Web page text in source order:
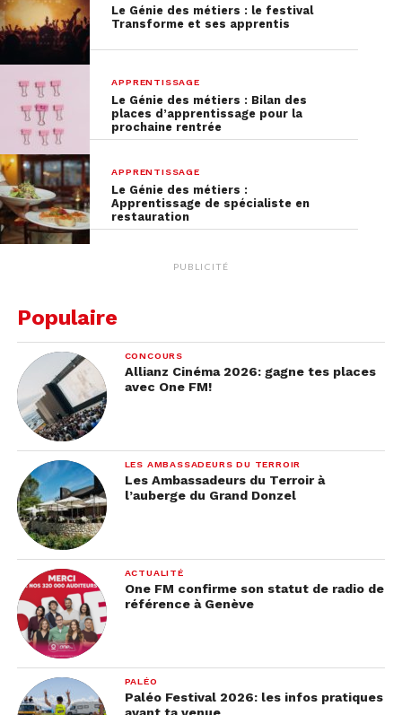
Le Génie des métiers : le festival
Transforme et ses apprentis
APPRENTISSAGE
Le Génie des métiers : Bilan des
places d’apprentissage pour la
prochaine rentrée
APPRENTISSAGE
Le Génie des métiers :
Apprentissage de spécialiste en
restauration
PUBLICITÉ
Populaire
CONCOURS
Allianz Cinéma 2026: gagne tes places
avec One FM!
LES AMBASSADEURS DU TERROIR
Les Ambassadeurs du Terroir à
l’auberge du Grand Donzel
ACTUALITÉ
One FM confirme son statut de radio de
référence à Genève
PALÉO
Paléo Festival 2026: les infos pratiques
avant ta venue